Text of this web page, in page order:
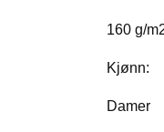
160 g/
Kjønn:
Damer